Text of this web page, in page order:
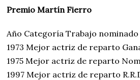
Premio Martín Fierro
Año Categoría Trabajo nominado
1973 Mejor actriz de reparto
1975 Mejor actriz de reparto
1997 Mejor actriz de reparto